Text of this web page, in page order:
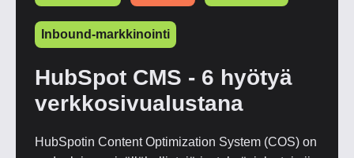
Inbound-markkinointi
HubSpot CMS - 6 hyötyä
verkkosivualustana
HubSpotin Content Optimization System (COS) on